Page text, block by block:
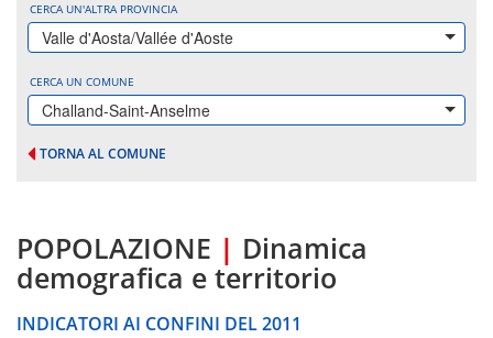
CERCA UN'ALTRA PROVINCIA
Valle d'Aosta/Vallée d'Aoste
CERCA UN COMUNE
Challand-Saint-Anselme
TORNA AL COMUNE
POPOLAZIONE | Dinamica
demografica e territorio
INDICATORI AI CONFINI DEL 2011